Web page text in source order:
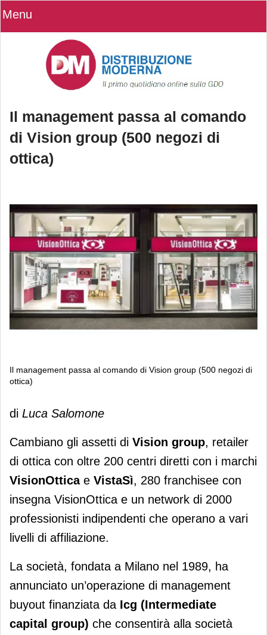
Menu
Il management passa al comando
di Vision group (500 negozi di
ottica)
Il management passa al comando di Vision group (500 negozi di
ottica)
Il management passa al comando di
Vision group (500 negozi di ottica)
di Luca Salomone
Cambiano gli assetti di Vision group, retailer
di ottica con oltre 200 centri diretti con i marchi
VisionOtticae VistaSì, 280 franchisee con
insegna VisionOttica e un network di 2000
professionisti indipendenti che operano a vari
livelli di affiliazione.
La società, fondata a Milano nel 1989, ha
annunciato un’operazione di management
buyout finanziata da Icg (Intermediate
capital group) che consentirà alla società